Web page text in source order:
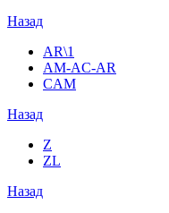
Назад
AR\1
AM-AC-AR
CAM
Назад
Z
ZL
Назад